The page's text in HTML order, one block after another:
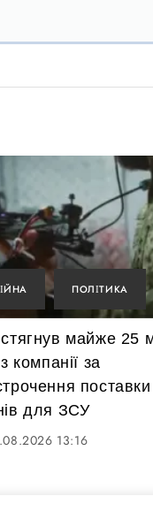
ПОЛІТИКА
майже 25
компанії за
поставки
для ЗСУ
13:16